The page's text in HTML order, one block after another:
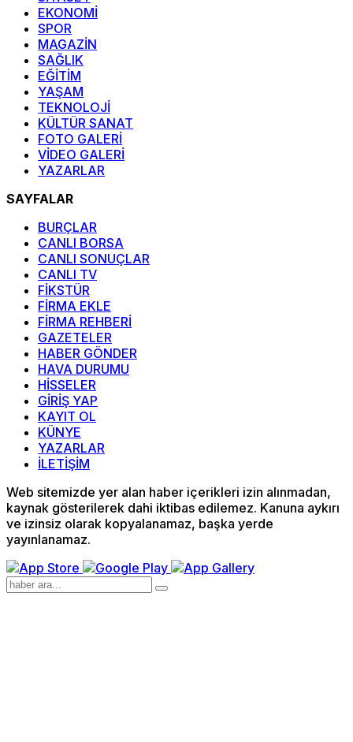
EKONOMİ
SPOR
MAGAZİN
SAĞLIK
EĞİTİM
YAŞAM
TEKNOLOJİ
KÜLTÜR SANAT
FOTO GALERİ
VİDEO GALERİ
YAZARLAR
SAYFALAR
BURÇLAR
CANLI BORSA
CANLI SONUÇLAR
CANLI TV
FİKSTÜR
FİRMA EKLE
FİRMA REHBERİ
GAZETELER
HABER GÖNDER
HAVA DURUMU
HİSSELER
GİRİŞ YAP
KAYIT OL
KÜNYE
YAZARLAR
İLETİŞİM
Web sitemizde yer alan haber içerikleri izin alınmadan,
kaynak gösterilerek dahi iktibas edilemez. Kanuna aykırı
ve izinsiz olarak kopyalanamaz, başka yerde
yayınlanamaz.